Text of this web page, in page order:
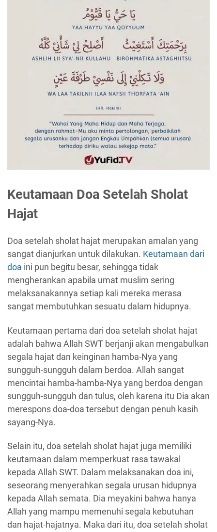
Keutamaan Doa Setelah Sholat
Hajat
Doa setelah sholat hajat merupakan amalan yang
sangat dianjurkan untuk dilakukan. Keutamaan dari
doa ini pun begitu besar, sehingga tidak
mengherankan apabila umat muslim sering
melaksanakannya setiap kali mereka merasa
sangat membutuhkan sesuatu dalam hidupnya.
Keutamaan pertama dari doa setelah sholat hajat
adalah bahwa Allah SWT berjanji akan mengabulkan
segala hajat dan keinginan hamba-Nya yang
sungguh-sungguh dalam berdoa. Allah sangat
mencintai hamba-hamba-Nya yang berdoa dengan
sungguh-sungguh dan tulus, oleh karena itu Dia akan
merespons doa-doa tersebut dengan penuh kasih
sayang-Nya.
Selain itu, doa setelah sholat hajat juga memiliki
keutamaan dalam memperkuat rasa tawakal
kepada Allah SWT. Dalam melaksanakan doa ini,
seseorang menyerahkan segala urusan hidupnya
kepada Allah semata. Dia meyakini bahwa hanya
Allah yang mampu memenuhi segala kebutuhan
dan hajat-hajatnya. Maka dari itu, doa setelah sholat